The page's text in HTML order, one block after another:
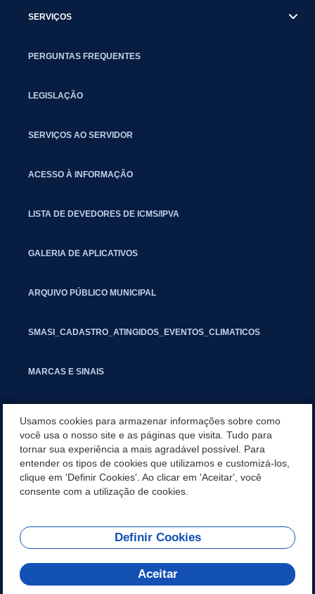
SERVIÇOS
PERGUNTAS FREQUENTES
LEGISLAÇÃO
SERVIÇOS AO SERVIDOR
ACESSO À INFORMAÇÃO
LISTA DE DEVEDORES DE ICMS/IPVA
GALERIA DE APLICATIVOS
ARQUIVO PÚBLICO MUNICIPAL
SMASI_CADASTRO_ATINGIDOS_EVENTOS_CLIMATICOS
MARCAS E SINAIS
SEGUNDA VIA IPTU
GESTAO FISCAL
REDES SOCIAIS
Usamos cookies para armazenar informações sobre como
você usa o nosso site e as páginas que visita. Tudo para
tornar sua experiência a mais agradável possível. Para
entender os tipos de cookies que utilizamos e customizá-los,
clique em 'Definir Cookies'. Ao clicar em 'Aceitar', você
consente com a utilização de cookies.
Definir Cookies
Aceitar